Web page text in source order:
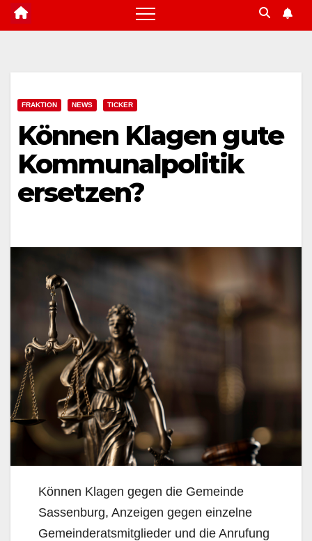
FRAKTION NEWS TICKER
Können Klagen gute
Kommunalpolitik
ersetzen?
Können Klagen gegen die Gemeinde
Sassenburg, Anzeigen gegen einzelne
Gemeinderatsmitglieder und die Anrufung